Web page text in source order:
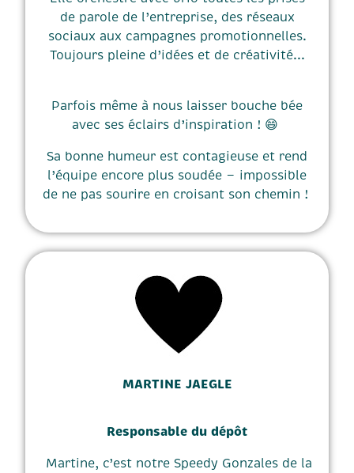
de parole de l’entreprise, des réseaux
sociaux aux campagnes promotionnelles.
Toujours pleine d’idées et de créativité...
Parfois même à nous laisser bouche bée
avec ses éclairs d’inspiration ! 😄
Sa bonne humeur est contagieuse et rend
l’équipe encore plus soudée — impossible
de ne pas sourire en croisant son chemin !
MARTINE JAEGLE
Responsable du dépôt
Martine, c’est notre Speedy Gonzales de la